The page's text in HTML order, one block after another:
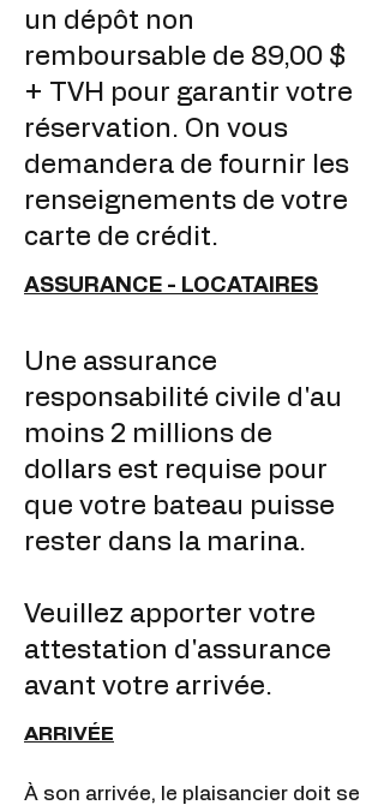
un dépôt non
remboursable de 89,00 $
+ TVH pour garantir votre
réservation. On vous
demandera de fournir les
renseignements de votre
carte de crédit.
ASSURANCE - LOCATAIRES
Une assurance
responsabilité civile d'au
moins 2 millions de
dollars est requise pour
que votre bateau puisse
rester dans la marina.
Veuillez apporter votre
attestation d'assurance
avant votre arrivée.
ARRIVÉE
À son arrivée, le plaisancier doit se